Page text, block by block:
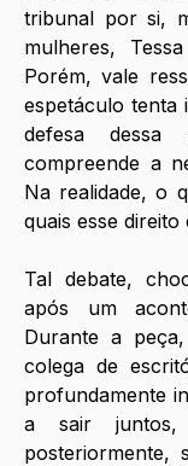
tribunal por si,
mulheres,
Porém, vale
espetáculo
defesa
compreende a
Na realidade, o
quais esse direito
Tal debate,
após um
Durante a
colega de
profundamente
a sair
posteriormente,